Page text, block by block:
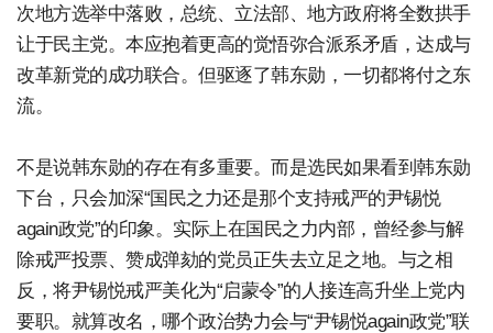
次地方选举中落败，总统、立法部、地方政府将全数拱手
让于民主党。本应抱着更高的觉悟弥合派系矛盾，达成与
改革新党的成功联合。但驱逐了韩东勋，一切都将付之东
流。
不是说韩东勋的存在有多重要。而是选民如果看到韩东勋
下台，只会加深“国民之力还是那个支持戒严的尹锡悦
again政党”的印象。实际上在国民之力内部，曾经参与解
除戒严投票、赞成弹劾的党员正失去立足之地。与之相
反，将尹锡悦戒严美化为“启蒙令”的人接连高升坐上党内
要职。就算改名，哪个政治势力会与“尹锡悦again政党”联